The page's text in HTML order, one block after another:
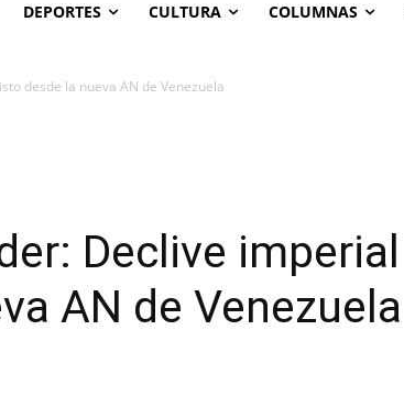
DEPORTES CULTURA COLUMNAS
desde la nueva AN de Venezuela
Declive imperial
AN de Venezuela